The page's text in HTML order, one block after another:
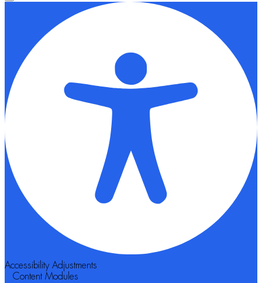
Accessibility Adjustments
Content Modules